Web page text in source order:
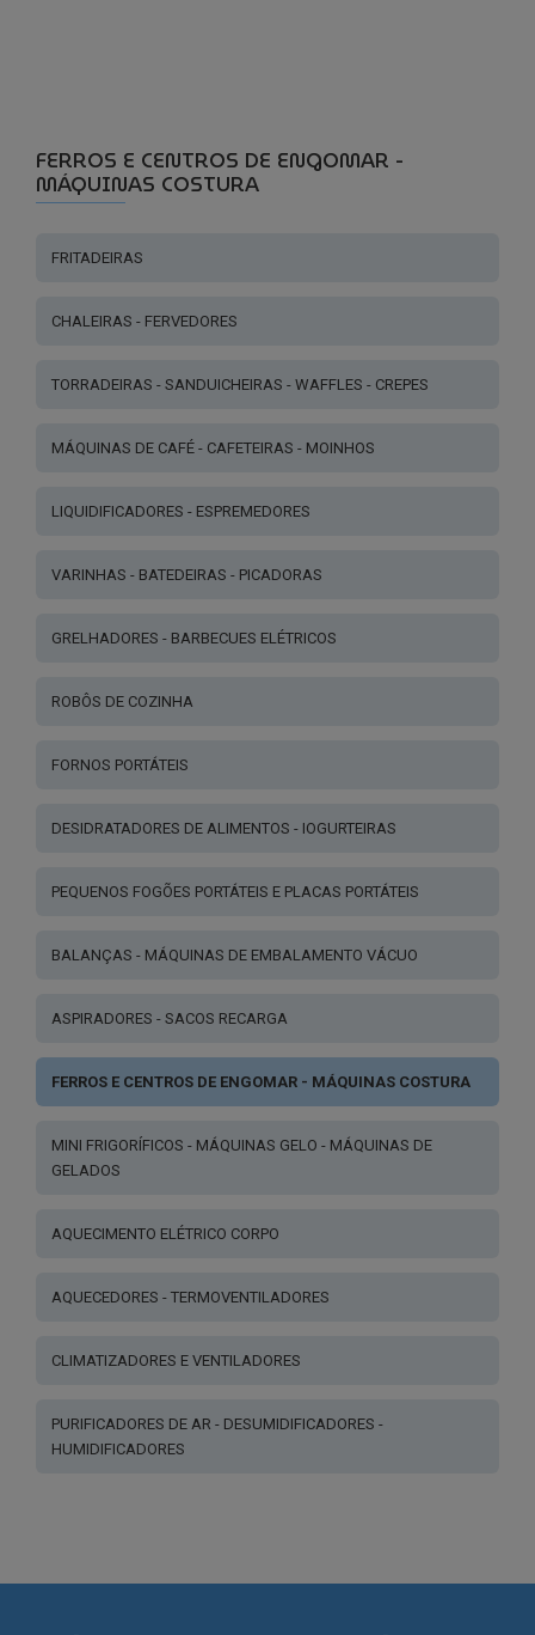
FERROS E CENTROS DE ENGOMAR -
MÁQUINAS COSTURA
FRITADEIRAS
CHALEIRAS - FERVEDORES
TORRADEIRAS - SANDUICHEIRAS - WAFFLES - CREPES
MÁQUINAS DE CAFÉ - CAFETEIRAS - MOINHOS
LIQUIDIFICADORES - ESPREMEDORES
VARINHAS - BATEDEIRAS - PICADORAS
GRELHADORES - BARBECUES ELÉTRICOS
ROBÔS DE COZINHA
FORNOS PORTÁTEIS
DESIDRATADORES DE ALIMENTOS - IOGURTEIRAS
PEQUENOS FOGÕES PORTÁTEIS E PLACAS PORTÁTEIS
BALANÇAS - MÁQUINAS DE EMBALAMENTO VÁCUO
ASPIRADORES - SACOS RECARGA
FERROS E CENTROS DE ENGOMAR - MÁQUINAS COSTURA
MINI FRIGORÍFICOS - MÁQUINAS GELO - MÁQUINAS DE
GELADOS
AQUECIMENTO ELÉTRICO CORPO
AQUECEDORES - TERMOVENTILADORES
CLIMATIZADORES E VENTILADORES
PURIFICADORES DE AR - DESUMIDIFICADORES -
HUMIDIFICADORES